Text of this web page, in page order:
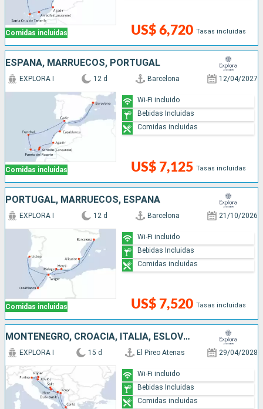
Comidas incluidas US$ 6,720 Tasas incluidas
ESPAÑA, MARRUECOS, PORTUGAL
Comidas incluidas
EXPLORA I 12 d Barcelona 12/04/2027
US$ 7,125 Tasas incluidas
Wi-Fi incluido
Bebidas Incluidas
Comidas incluidas
PORTUGAL, MARRUECOS, ESPAÑA
Comidas incluidas
EXPLORA I 12 d Barcelona 21/10/2026
US$ 7,520 Tasas incluidas
Wi-Fi incluido
Bebidas Incluidas
Comidas incluidas
MONTENEGRO, CROACIA, ITALIA, ESLOVENIA, GRECIA
EXPLORA I 15 d El Pireo Atenas 29/04/2028
Wi-Fi incluido
Bebidas Incluidas
Comidas incluidas